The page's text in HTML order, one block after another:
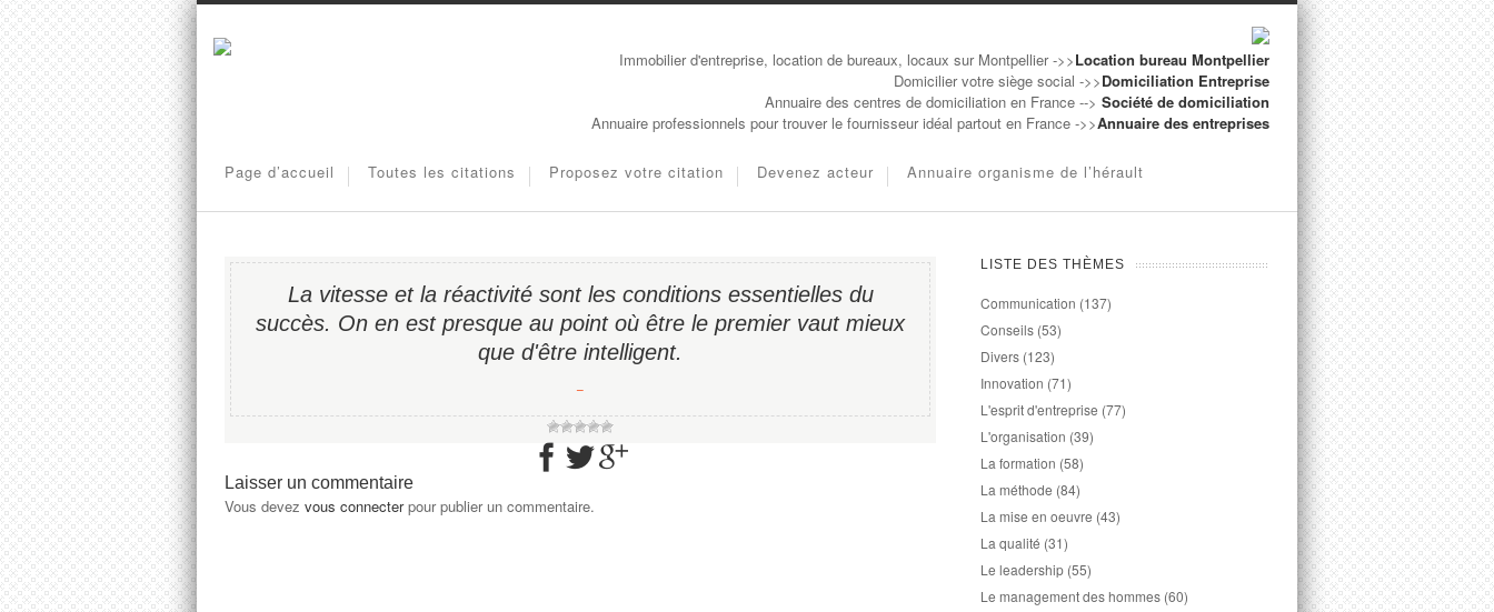
Immobilier d'entreprise, location de bureaux, locaux sur Montpellier ->>Location bureau Montpellier
Domicilier votre siège social ->>Domiciliation Entreprise
Annuaire des centres de domiciliation en France --> Société de domiciliation
Annuaire professionnels pour trouver le fournisseur idéal partout en France ->>Annuaire des entreprises
Page d’accueil Toutes les citations Proposez votre citation Devenez acteur Annuaire organisme de l’hérault
La vitesse et la réactivité sont les conditions essentielles du
succès. On en est presque au point où être le premier vaut mieux
que d'être intelligent.
−
Laisser un commentaire
Vous devez vous connecterpour publier un commentaire.
LISTE DES THÈMES
Communication (137)
Conseils (53)
Divers (123)
Innovation (71)
L'esprit d'entreprise (77)
L'organisation (39)
La formation (58)
La méthode (84)
La mise en oeuvre (43)
La qualité (31)
Le leadership (55)
Le management des hommes (60)